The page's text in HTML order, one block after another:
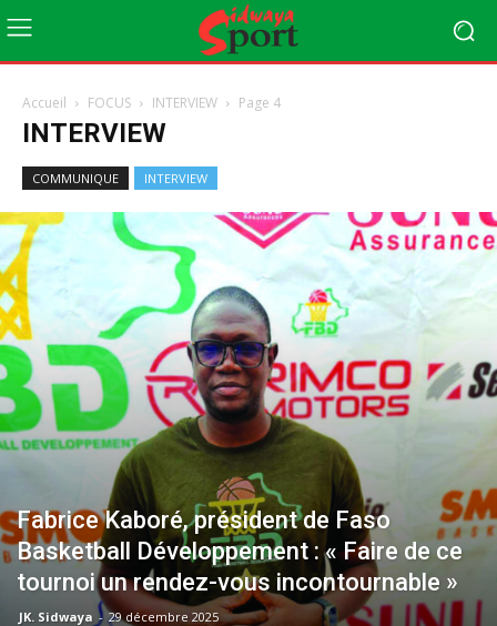
Accueil FOCUS INTERVIEW Page 4
INTERVIEW
COMMUNIQUE INTERVIEW
Fabrice Kaboré, président de Faso
Basketball Développement : « Faire de ce
tournoi un rendez-vous incontournable »
JK. Sidwaya - 29 décembre 2025